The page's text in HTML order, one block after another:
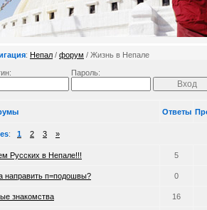
: Непал / форум / Жизнь в Непале
Пароль:
Ответы
: 1 2 3 »
Русских в Непале!!! 5
направить п=подошвы? 0
знакомства 16